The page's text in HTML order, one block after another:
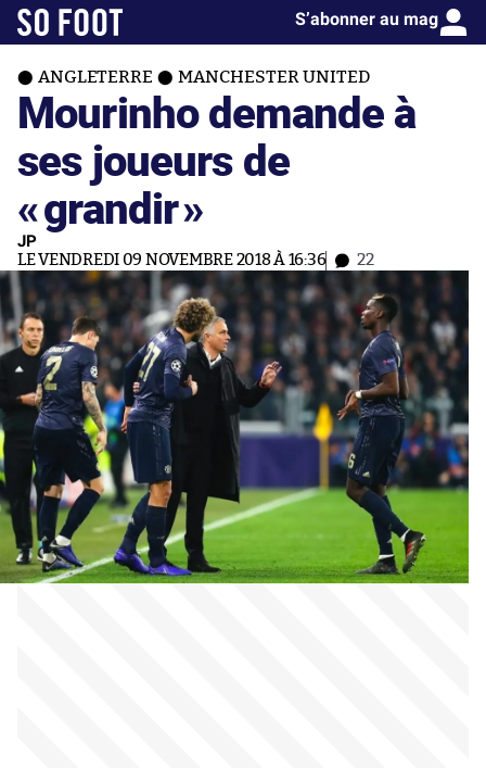
S’abonner au mag
ANGLETERRE MANCHESTER UNITED
Mourinho demande à
ses joueurs de
«grandir»
JP
LE VENDREDI 09 NOVEMBRE 2018 À 16:36 22